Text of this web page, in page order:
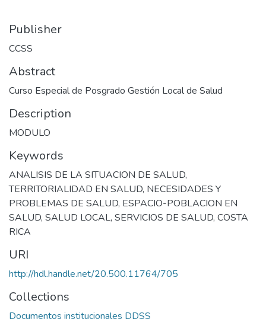
Publisher
CCSS
Abstract
Curso Especial de Posgrado Gestión Local de Salud
Description
MODULO
Keywords
ANALISIS DE LA SITUACION DE SALUD,
TERRITORIALIDAD EN SALUD, NECESIDADES Y
PROBLEMAS DE SALUD, ESPACIO-POBLACION EN
SALUD, SALUD LOCAL, SERVICIOS DE SALUD, COSTA
RICA
URI
http://hdl.handle.net/20.500.11764/705
Collections
Documentos institucionales DDSS